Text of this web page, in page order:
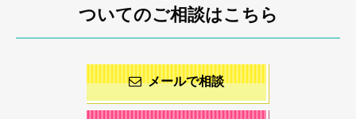
ついてのご相談はこちら
メールで相談